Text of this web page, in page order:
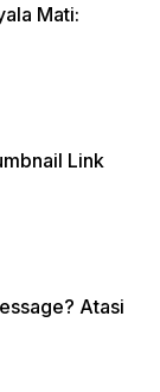
Mati:
Link
Atasi